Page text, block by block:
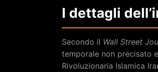
I dettagli
Secondo il Wall Street
temporale non precisato
Rivoluzionaria Islamica